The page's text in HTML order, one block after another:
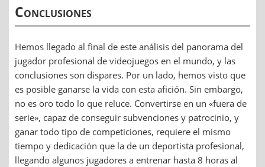
Conclusiones
Hemos llegado al final de este análisis del panorama del
jugador profesional de videojuegos en el mundo, y las
conclusiones son dispares. Por un lado, hemos visto que
es posible ganarse la vida con esta afición. Sin embargo,
no es oro todo lo que reluce. Convertirse en un «fuera de
serie», capaz de conseguir subvenciones y patrocinio, y
ganar todo tipo de competiciones, requiere el mismo
tiempo y dedicación que la de un deportista profesional,
llegando algunos jugadores a entrenar hasta 8 horas al